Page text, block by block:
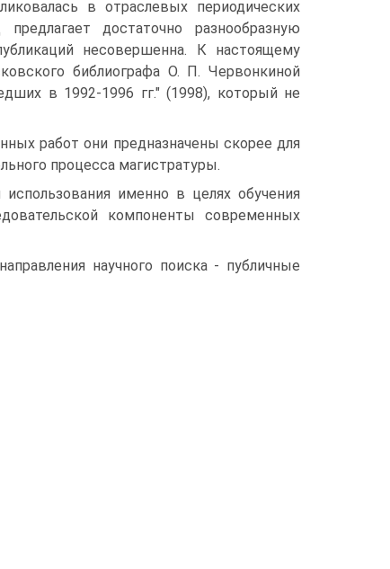
в отраслевых периодических
достаточно разнообразную
несовершенна. К настоящему
библиографа О. П. Червонкиной
в 1992-1996 гг." (1998), который не
работ они предназначены скорее для
процесса магистратуры.
именно в целях обучения
компоненты современных
научного поиска - публичные